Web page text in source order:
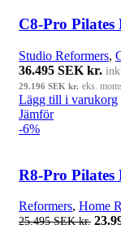
C8-Pro Pilates
Studio Reformers,
36.495 SEK kr.
29.196 SEK kr. eks.
Lägg till i varukorg
Jämför
-6%
R8-Pro
Reformers, Home
25.495SEK kr. Det